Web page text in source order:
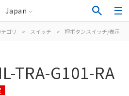
Japan
ゴリ > スイッチ > 押ボタンスイッチ/表示灯
TRA-G101-RA